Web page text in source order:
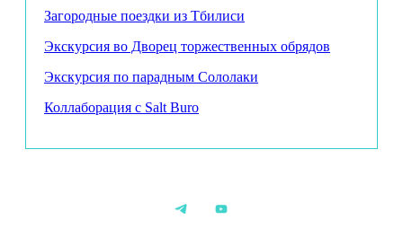
кто такие кизики;
почему монастырь Бодбе один из самых важных для
грузинского христианства;
какое вино предпочитают кахетинцы.
Загородные поездки из Тбилиси
Экскурсия во Дворец торжественных обрядов
Экскурсия по парадным Сололаки
Коллаборация с Salt Buro